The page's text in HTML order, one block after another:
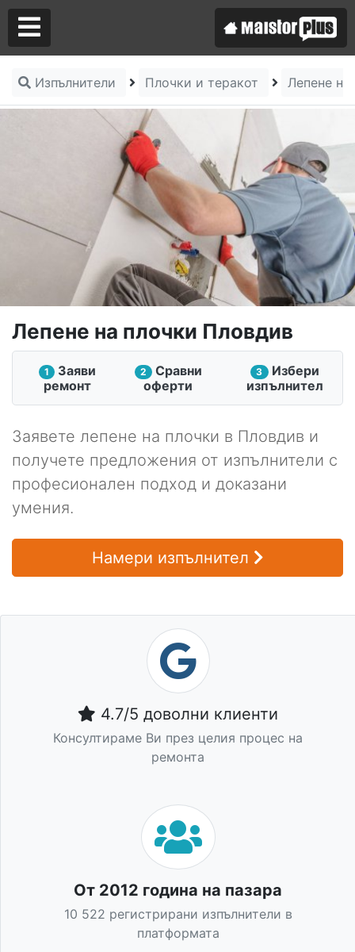
Изпълнители Плочки и теракот Лепене
Лепене на плочки Пловдив
1
Заяви
ремонт
2
Сравни
оферти
3
Избери
изпълнител
Заявете лепене на плочки в Пловдив и
получете предложения от изпълнители с
професионален подход и доказани
умения.
Намери изпълнител
4.7/5 доволни клиенти
Консултираме Ви през целия процес на
ремонта
От 2012 година на пазара
10 522 регистрирани изпълнители в
платформата
Аз съм майстор
Търся майстор